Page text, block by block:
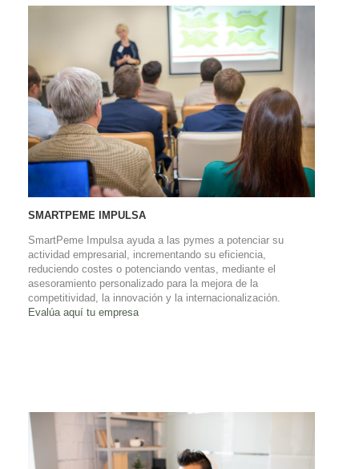
SMARTPEME IMPULSA
SmartPeme Impulsa ayuda a las pymes a potenciar su
actividad empresarial, incrementando su eficiencia,
reduciendo costes o potenciando ventas, mediante el
asesoramiento personalizado para la mejora de la
competitividad, la innovación y la internacionalización.
Evalúa aquí tu empresa